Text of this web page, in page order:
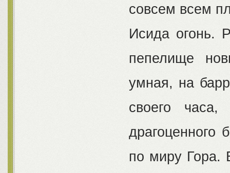
совсем всем
Исида огонь.
пепелище
умная, на
своего
драгоценного
по миру Гора.